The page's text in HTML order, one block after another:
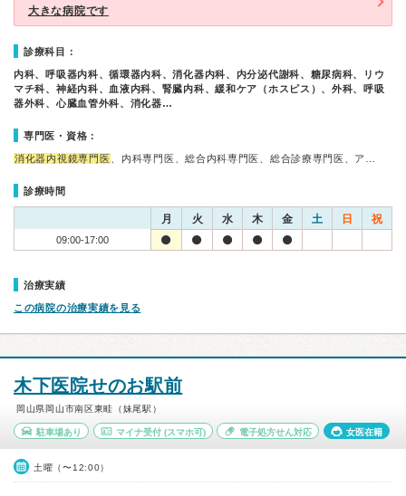
大きな病院です
診療科目：
内科、呼吸器内科、循環器内科、消化器内科、内分泌代謝科、糖尿病科、リウ
マチ科、神経内科、血液内科、腎臓内科、緩和ケア（ホスピス）、外科、呼吸
器外科、心臓血管外科、消化器…
専門医・資格：
消化器内視鏡専門医 、内科専門医、総合内科専門医、総合診療専門医、ア…
診療時間
月 火 水 木 金 土 日 祝
09:00-17:00
治療実績
この病院の治療実績を見る
木下医院せのお駅前
岡山県岡山市南区東畦（妹尾駅）
駐車場あり マイナ受付(スマホ可) 電子処方せん対応 女医在籍
土曜（〜12:00）